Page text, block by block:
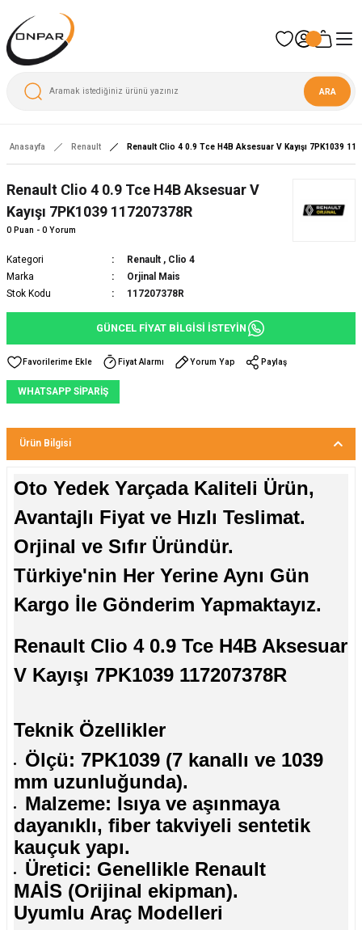
ARA
Anasayfa Renault Renault Clio 4 0.9 Tce H4B Aksesuar V Kayışı 7PK1039
Renault Clio 4 0.9 Tce H4B Aksesuar V
Kayışı 7PK1039 117207378R
0 Puan - 0 Yorum
Kategori Renault , Clio 4
Marka
Orjinal Mais
Stok Kodu
117207378R
GÜNCEL FİYAT BİLGİSİ İSTEYİN
Fiyat Alarmı Yorum Yap Paylaş
WHATSAPP SİPARİŞ
Ürün Bilgisi
Oto Yedek Yarçada Kaliteli Ürün,
Avantajlı Fiyat ve Hızlı Teslimat.
Orjinal ve Sıfır Üründür.
Türkiye'nin Her Yerine Aynı Gün
Kargo İle Gönderim Yapmaktayız.
Renault Clio 4 0.9 Tce H4B Aksesuar
V Kayışı 7PK1039 117207378R
Teknik Özellikler
Ölçü: 7PK1039 (7 kanallı ve 1039
mm uzunluğunda).
Malzeme: Isıya ve aşınmaya
dayanıklı, fiber takviyeli sentetik
kauçuk yapı.
Üretici: Genellikle Renault
MAİS (Orijinal ekipman).
Uyumlu Araç Modelleri